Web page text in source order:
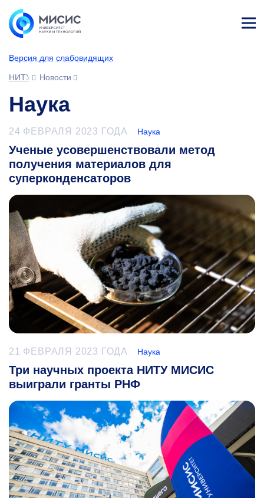
Версия для слабовидящих
НИТУ МИСИС
Новости
Наука
24 ФЕВРАЛЯ 2023 ГОДА Наука
Ученые усовершенствовали метод
получения материалов для
суперконденсаторов
21 ФЕВРАЛЯ 2023 ГОДА Наука
Три научных проекта НИТУ МИСИС
выиграли гранты РНФ